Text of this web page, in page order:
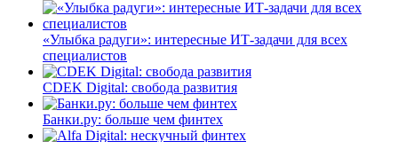
«Улыбка радуги»: интересные ИТ-задачи для всех
специалистов
CDEK Digital: свобода развития
Банки.ру: больше чем финтех